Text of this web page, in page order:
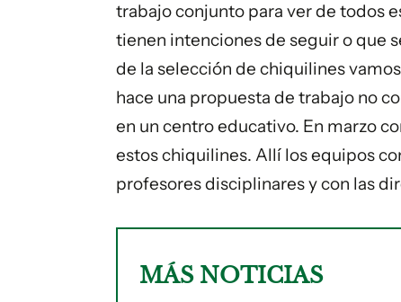
trabajo conjunto para ver de todos
tienen intenciones de seguir o que
de la selección de chiquilines
hace una propuesta de trabajo no
en un centro educativo. En marzo
estos chiquilines. Allí los equipos
profesores disciplinares y con las
MÁS NOTICIAS